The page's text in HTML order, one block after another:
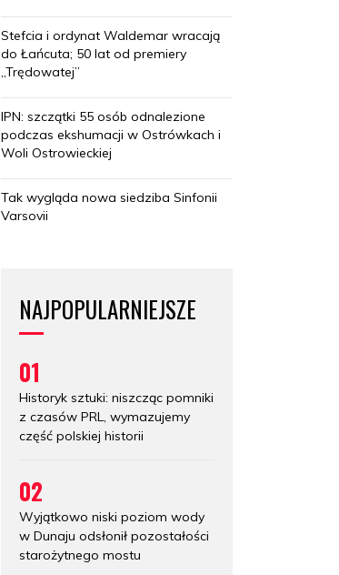
Stefcia i ordynat Waldemar wracają
do Łańcuta; 50 lat od premiery
„Trędowatej”
IPN: szczątki 55 osób odnalezione
podczas ekshumacji w Ostrówkach i
Woli Ostrowieckiej
Tak wygląda nowa siedziba Sinfonii
Varsovii
NAJPOPULARNIEJSZE
01
Historyk sztuki: niszcząc pomniki
z czasów PRL, wymazujemy
część polskiej historii
02
Wyjątkowo niski poziom wody
w Dunaju odsłonił pozostałości
starożytnego mostu